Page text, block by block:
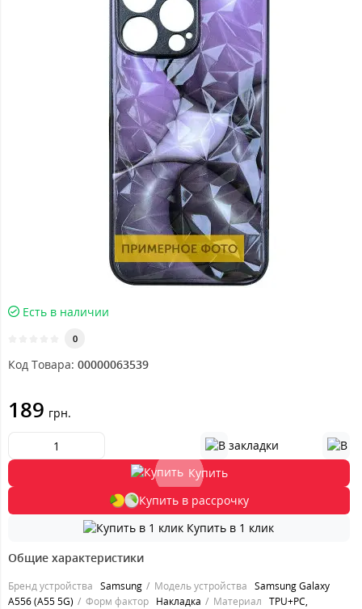
Есть в наличии
0
Код Товара: 00000063539
189 грн.
Купить
Купить в рассрочку
Купить в 1 клик
Общие характеристики
Бренд устройства Samsung Модель устройства Samsung Galaxy
A556 (A55 5G)
Форм фактор Накладка Материал TPU+PC,